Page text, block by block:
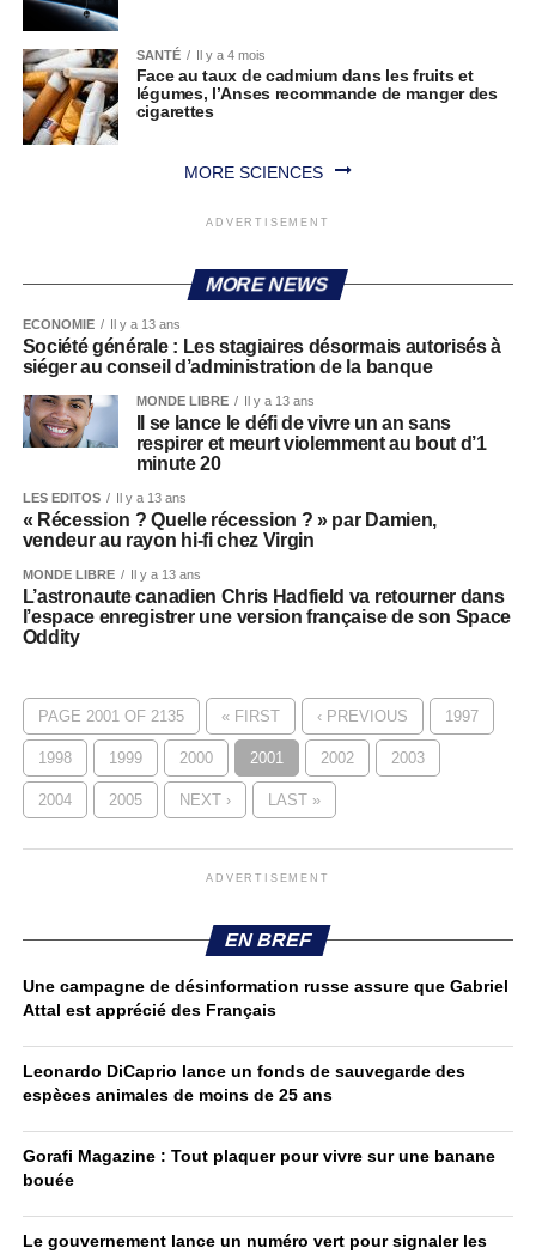
SANTÉ Il y a 4 mois
Face au taux de cadmium dans les fruits et
légumes, l’Anses recommande de manger des
cigarettes
MORE SCIENCES
ADVERTISEMENT
MORE NEWS
ECONOMIE Il y a 13 ans
Société générale : Les stagiaires désormais autorisés à
siéger au conseil d’administration de la banque
MONDE LIBRE Il y a 13 ans
Il se lance le défi de vivre un an sans
respirer et meurt violemment au bout d’1
minute 20
LES EDITOS Il y a 13 ans
« Récession ? Quelle récession ? » par Damien,
vendeur au rayon hi-fi chez Virgin
MONDE LIBRE Il y a 13 ans
L’astronaute canadien Chris Hadfield va retourner dans
l’espace enregistrer une version française de son Space
Oddity
PAGE 2001 OF 2135 « FIRST ‹ PREVIOUS 1997
1998 1999 2000 2001 2002 2003
2004 2005 NEXT › LAST »
ADVERTISEMENT
EN BREF
Une campagne de désinformation russe assure que Gabriel
Attal est apprécié des Français
Leonardo DiCaprio lance un fonds de sauvegarde des
espèces animales de moins de 25 ans
Gorafi Magazine : Tout plaquer pour vivre sur une banane
bouée
Le gouvernement lance un numéro vert pour signaler les